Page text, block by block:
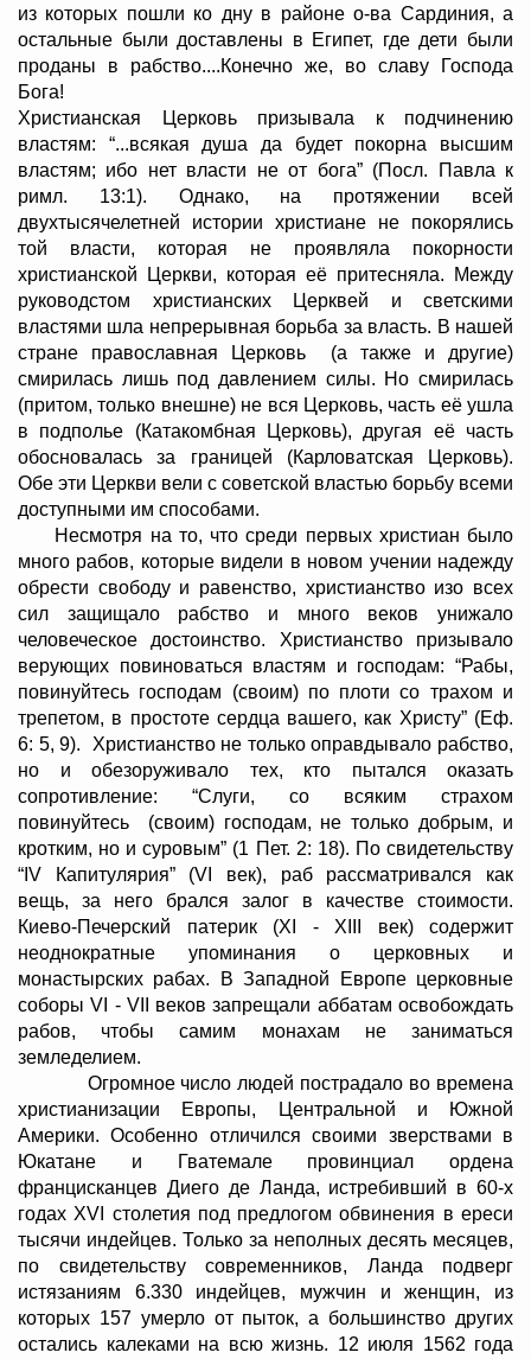
из которых пошли ко дну в районе о-ва Сардиния, а
остальные были доставлены в Египет, где дети были
проданы в рабство....Конечно же, во славу Господа
Бога!
Христианская Церковь призывала к подчинению
властям: “...всякая душа да будет покорна высшим
властям; ибо нет власти не от бога” (Посл. Павла к
римл. 13:1). Однако, на протяжении всей
двухтысячелетней истории христиане не покорялись
той власти, которая не проявляла покорности
христианской Церкви, которая её притесняла. Между
руководстом христианских Церквей и светскими
властями шла непрерывная борьба за власть. В нашей
стране православная Церковь (а также и другие)
смирилась лишь под давлением силы. Но смирилась
(притом, только внешне) не вся Церковь, часть её ушла
в подполье (Катакомбная Церковь), другая её часть
обосновалась за границей (Карловатская Церковь).
Обе эти Церкви вели с советской властью борьбу всеми
доступными им способами.
Несмотря на то, что среди первых христиан было
много рабов, которые видели в новом учении надежду
обрести свободу и равенство, христианство изо всех
сил защищало рабство и много веков унижало
человеческое достоинство. Христианство призывало
верующих повиноваться властям и господам: “Рабы,
повинуйтесь господам (своим) по плоти со трахом и
трепетом, в простоте сердца вашего, как Христу” (Еф.
6: 5, 9). Христианство не только оправдывало рабство,
но и обезоруживало тех, кто пытался оказать
сопротивление: “Слуги, со всяким страхом
повинуйтесь (своим) господам, не только добрым, и
кротким, но и суровым” (1 Пет. 2: 18). По свидетельству
“IV Капитулярия” (VI век), раб рассматривался как
вещь, за него брался залог в качестве стоимости.
Киево-Печерский патерик (XI - XIII век) содержит
неоднократные упоминания о церковных и
монастырских рабах. В Западной Европе церковные
соборы VI - VII веков запрещали аббатам освобождать
рабов, чтобы самим монахам не заниматься
земледелием.
Огромное число людей пострадало во времена
христианизации Европы, Центральной и Южной
Америки. Особенно отличился своими зверствами в
Юкатане и Гватемале провинциал ордена
францисканцев Диего де Ланда, истребивший в 60-х
годах XVI столетия под предлогом обвинения в ереси
тысячи индейцев. Только за неполных десять месяцев,
по свидетельству современников, Ланда подверг
истязаниям 6.330 индейцев, мужчин и женщин, из
которых 157 умерло от пыток, а большинство других
остались калеками на всю жизнь. 12 июля 1562 года